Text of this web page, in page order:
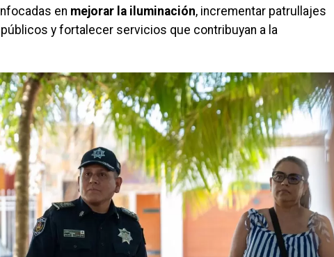
en mejorar la iluminación, incrementar patrullajes
y fortalecer servicios que contribuyan a la